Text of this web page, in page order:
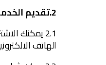
2.تقديم الخدمات لك
الهاتف